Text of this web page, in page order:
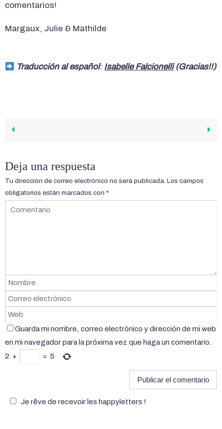
comentarios!
Margaux, Julie & Mathilde
Traducción al español: Isabelle Falcionelli(Gracias!!)
Deja una respuesta
Tu dirección de correo electrónico no será publicada. Los campos
obligatorios están marcados con *
Guarda mi nombre, correo electrónico y dirección de mi web
en mi navegador para la próxima vez que haga un comentario.
2 + = 5
Je rêve de recevoir les happyletters !